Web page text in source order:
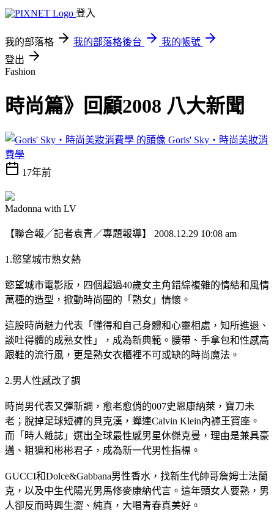
登入
我的部落格 我的部落格後台
我的帳號
登出
Fashion
時尚篇》回顧2008 八大新聞
Goris' Sky‧時尚美妝消
費學
17年前
Madonna with LV
【聯合報╱記者袁青／專題報導】 2008.12.29 10:08 am
1.慾望城市熟女熱
慾望城市電影版，四個超過40歲女主角錯綜複雜的情結和風情
萬種的造型，掀動時尚圈的「熟女」情懷。
這股時尚魅力代表「懂得和自己身體和心靈相處，知所進退、
談吐得體的成熟女性」，成為新典範。腰帶、手拿包和性感高
跟鞋的流行風，更是熟女衣櫃裡不可或缺的時尚魔法。
2.男人性感改了調
時尚男代表又彈新調，愈老愈俏的007史恩康納萊，寶刀未
老；脫掉足球短褲的貝克漢，蟬連Calvin Klein內褲王寶座。
而「時人雜誌」選出全球最性感男星休傑克曼，理由是兼具豪
邁、粗獷和彬彬君子，成為新一代男性指標。
GUCCI和Dolce&Gabbana男性香水，找新生代帥哥詹姆士法蘭
克，以及中生代陽光男馬修麥康納代言。這年頭女人要熟，男
人卻反而時興生澀、純真，大唱青春真美好。